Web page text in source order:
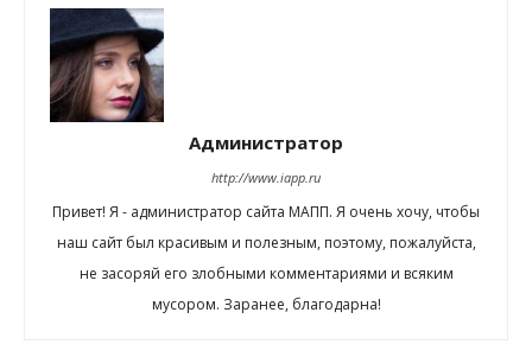
Администратор
http://www.iapp.ru
Привет! Я - администратор сайта МАПП. Я очень хочу, чтобы
наш сайт был красивым и полезным, поэтому, пожалуйста,
не засоряй его злобными комментариями и всяким
мусором. Заранее, благодарна!